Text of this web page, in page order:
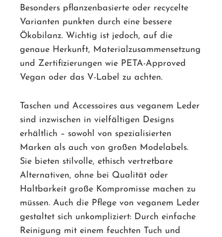
Besonders pflanzenbasierte oder recycelte
Varianten punkten durch eine bessere
Ökobilanz. Wichtig ist jedoch, auf die
genaue Herkunft, Materialzusammensetzung
und Zertifizierungen wie PETA-Approved
Vegan oder das V-Label zu achten.
Taschen und Accessoires aus veganem Leder
sind inzwischen in vielfältigen Designs
erhältlich – sowohl von spezialisierten
Marken als auch von großen Modelabels.
Sie bieten stilvolle, ethisch vertretbare
Alternativen, ohne bei Qualität oder
Haltbarkeit große Kompromisse machen zu
müssen. Auch die Pflege von veganem Leder
gestaltet sich unkompliziert: Durch einfache
Reinigung mit einem feuchten Tuch und